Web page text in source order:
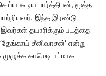
கூடிய பார்த்திபன், மூத்த
இந்த இரண்டு
இவர்கள் தயாரிக்கும் படத்தை
சீனிவாசன்’ என்று
முழுக்க காமெடி பட்மாக